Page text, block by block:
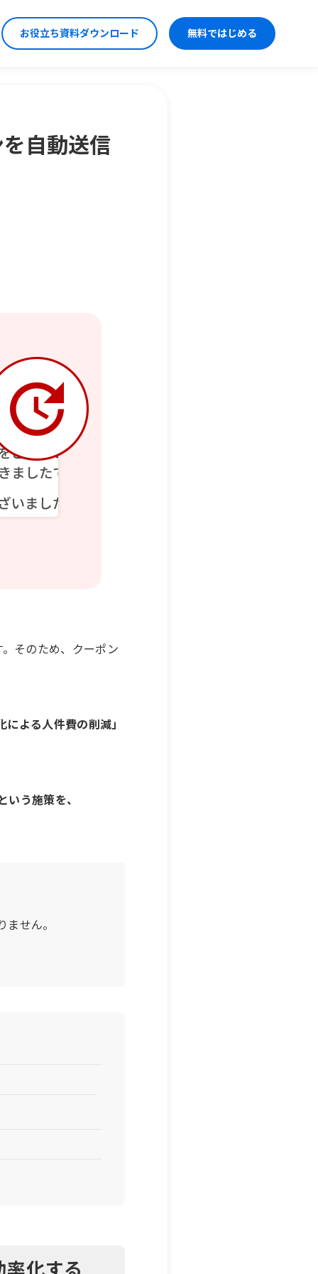
お役立ち資料ダウンロード 無料ではじめる
自動送信
そのため、クーポン
よる人件費の削減」
う施策を、
せん。
化する